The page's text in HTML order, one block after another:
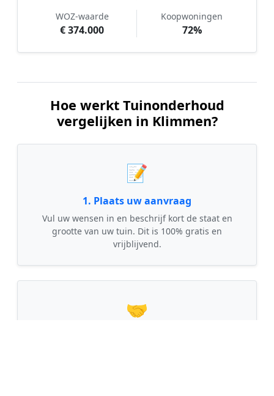
WOZ-waarde
€ 374.000
Koopwoningen
72%
Hoe werkt Tuinonderhoud
vergelijken in Klimmen?
📝
1. Plaats uw aanvraag
Vul uw wensen in en beschrijf kort de staat en
grootte van uw tuin. Dit is 100% gratis en
vrijblijvend.
🤝